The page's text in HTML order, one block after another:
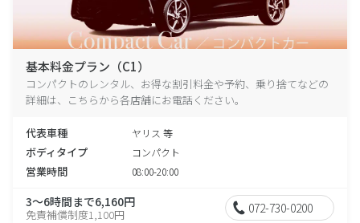
基本料金プラン（C1）
コンパクトのレンタル、お得な割引料金や予約、乗り捨てなどの
詳細は、こちらから各店舗にお電話ください。
代表車種 ヤリス 等
ボディタイプ コンパクト
営業時間 08:00-20:00
3～6時間まで6,160円
免責補償制度1,100円 072-730-0200